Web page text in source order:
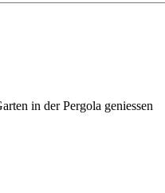
in der Pergola geniessen